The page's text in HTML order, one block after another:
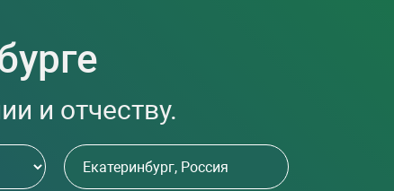
и отчеству.